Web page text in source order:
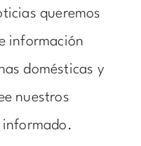
queremos
información
domésticas y
nuestros
informado.